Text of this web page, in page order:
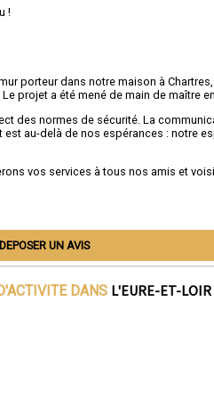
!
porteur dans notre maison à
projet a été mené de main de maître
des normes de sécurité. La
au-delà de nos espérances : notre
vos services à tous nos amis et
DEPOSER UN AVIS
DANS L'EURE-ET-LOIR